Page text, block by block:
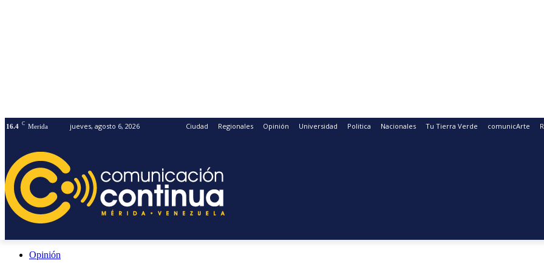
16.4 C Merida jueves, agosto 6, 2026 Ciudad Regionales Opinión Universidad Politica Nacionales Tu Tierra Verde comunicArte
Opinión